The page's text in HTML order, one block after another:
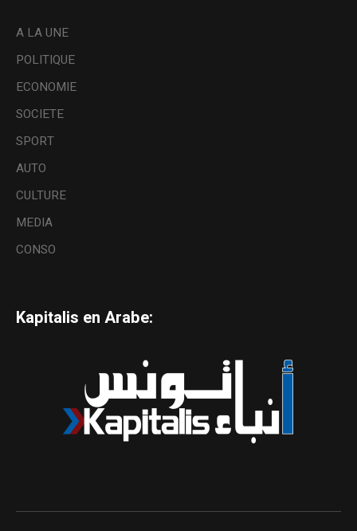
A LA UNE
POLITIQUE
ECONOMIE
SOCIETE
SPORT
AUTO
CULTURE
MEDIA
CONSO
Kapitalis en Arabe: